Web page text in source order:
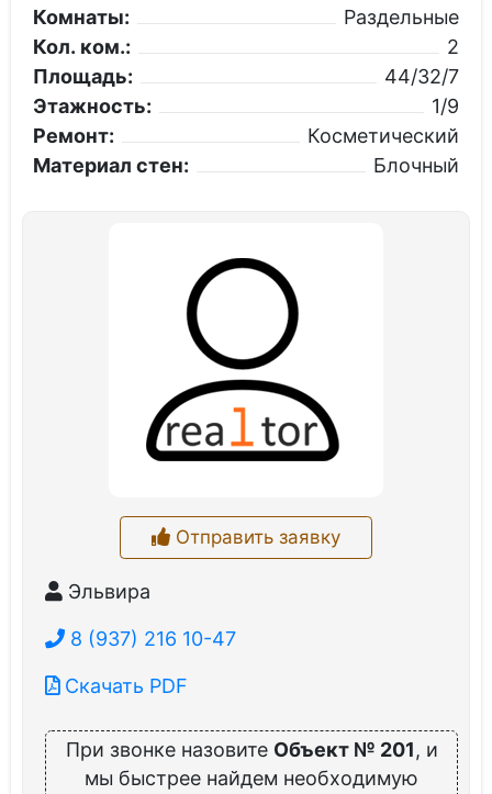
Комнаты:
Раздельные
Кол. ком.:
2
Площадь:
44/32/7
Этажность:
1/9
Ремонт:
Косметический
Материал стен:
Блочный
Отправить заявку
Эльвира
8 (937) 216 10-47
Скачать PDF
При звонке назовите Объект № 201, и
мы быстрее найдем необходимую